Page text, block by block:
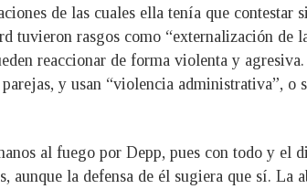
de las cuales ella tenía que contestar
tuvieron rasgos como “externalización
reaccionar de forma violenta y
y usan “violencia administrativa”,
al fuego por Depp, pues con todo y el
aunque la defensa de él sugiera que sí. La